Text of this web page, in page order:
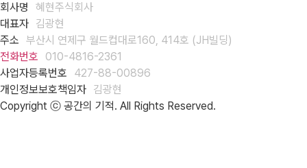
회사명
혜현주식회사
대표자 김광현
주소 부산시 연제구 월드컵대로160, 414호 (JH빌딩)
전화번호
010-4816-2361
사업자등록번호
427-88-00896
개인정보보호책임자 김광현
Copyright ⓒ 공간의 기적. All Rights Reserved.